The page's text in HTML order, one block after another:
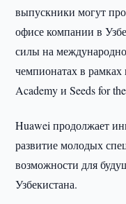
выпускники могут
офисе компании в
силы на
чемпионатах в
Academy и Seeds for
Huawei продолжает
развитие молодых
возможности для
Узбекистана.